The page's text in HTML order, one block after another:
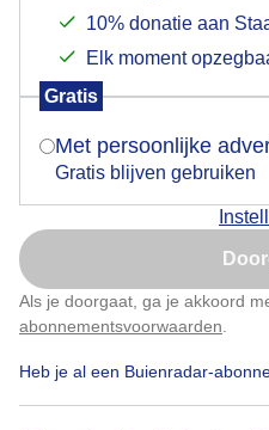
10% donatie aan
Elk moment
Gratis
Met persoonlijke
Gratis blijven gebruiken
Als je doorgaat, ga je akkoord
abonnementsvoorwaarden
Heb je al een Buienradar-
Heerlijk campingweer
verschijnt er zo een
Is goed,
Nu niet,
Klik hierom dit